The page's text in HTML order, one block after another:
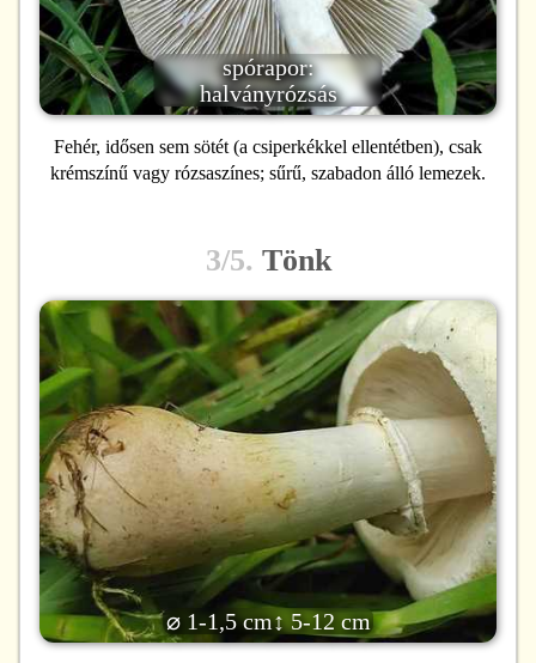
Fehér, idősen sem sötét (a csiperkékkel ellentétben), csak
krémszínű vagy rózsaszínes; sűrű, szabadon álló lemezek.
spórapor:
halványrózsás
3/5. Tönk
⌀ 1-1,5 cm↕ 5-12 cm